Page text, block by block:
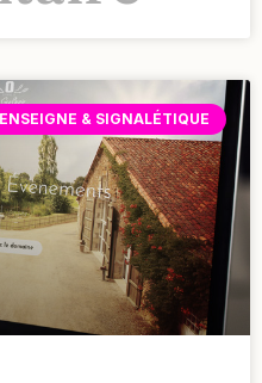
ENSEIGNE & SIGNALÉTIQUE